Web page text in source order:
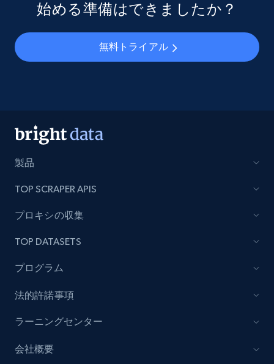
始める準備はできましたか？
無料トライアル
製品
TOP SCRAPER APIS
プロキシの収集
TOP DATASETS
プログラム
法的許諾事項
ラーニングセンター
会社概要